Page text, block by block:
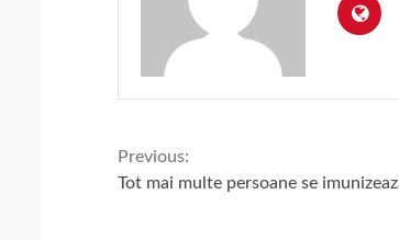
Continue
Previous:
Tot mai multe persoane se